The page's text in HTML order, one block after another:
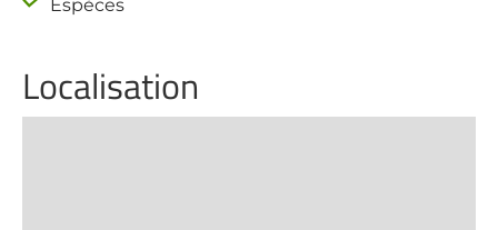
Espèces
Localisation